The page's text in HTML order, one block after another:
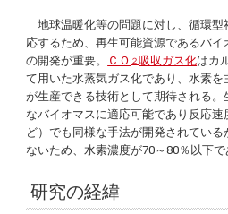
地球温暖化等の問題に対し、循環型
応するため、再生可能資源であるバ
の開発が重要。
ＣＯ ２ 吸収ガス化はカ
て用いた水蒸気ガス化であり、水素
が生産できる技術として期待される。
なバイオマスに適応可能であり反応
ど）でも同様な手法が開発されている
ないため、水素濃度が70～80％以下で
研究の経緯